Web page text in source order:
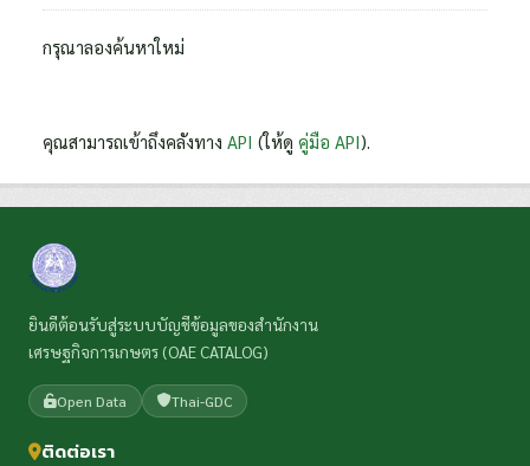
กรุณาลองค้นหาใหม่
คุณสามารถเข้าถึงคลังทาง API (ให้ดู คู่มือ API).
ยินดีต้อนรับสู่ระบบบัญชีข้อมูลของสำนักงาน
เศรษฐกิจการเกษตร (OAE CATALOG)
Open Data Thai-GDC
ติดต่อเรา